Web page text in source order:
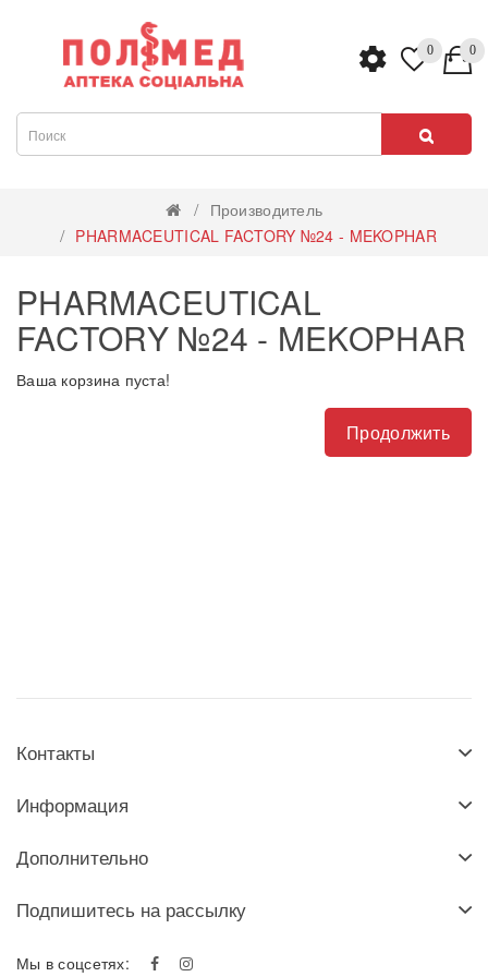
0 0
Производитель
PHARMACEUTICAL FACTORY №24 - MEKOPHAR
PHARMACEUTICAL
FACTORY №24 - MEKOPHAR
Ваша корзина пуста!
Продолжить
Контакты
Информация
Дополнительно
Подпишитесь на рассылку
Мы в соцсетях: